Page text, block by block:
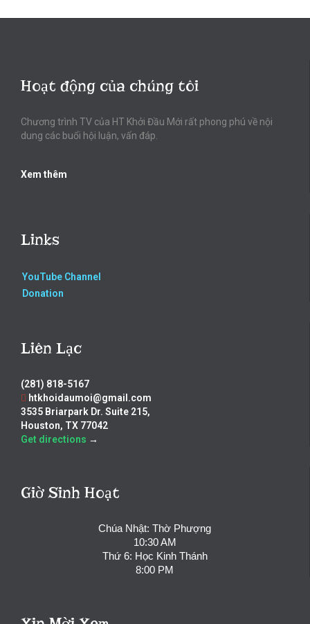
Hoạt động của chúng tôi
Chương trình TV của HT Khởi Đầu Mới rất phong phú về nội
dung các buổi hội luận, vấn đáp.
Xem thêm
Links
YouTube Channel
Donation
Liên Lạc
(281) 818-5167
htkhoidaumoi@gmail.com
3535 Briarpark Dr. Suite 215,
Houston, TX 77042
Get directions →
Giờ Sinh Hoạt
Chúa Nhật: Thờ Phượng
10:30 AM
Thứ 6: Học Kinh Thánh
8:00 PM